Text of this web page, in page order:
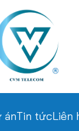
ánTin tứcLiên